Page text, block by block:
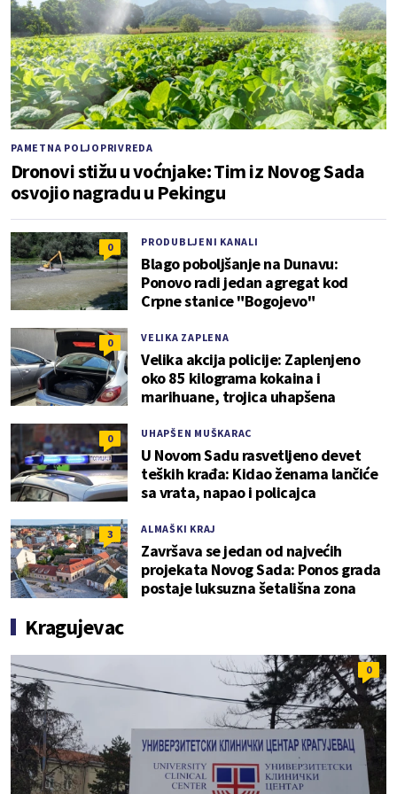
PAMETNA POLJOPRIVREDA
Dronovi stižu u voćnjake: Tim iz Novog Sada
osvojio nagradu u Pekingu
0 PRODUBLJENI KANALI
Blago poboljšanje na Dunavu:
Ponovo radi jedan agregat kod
Crpne stanice "Bogojevo"
0 VELIKA ZAPLENA
Velika akcija policije: Zaplenjeno
oko 85 kilograma kokaina i
marihuane, trojica uhapšena
0 UHAPŠEN MUŠKARAC
U Novom Sadu rasvetljeno devet
teških krađa: Kidao ženama lančiće
sa vrata, napao i policajca
3 ALMAŠKI KRAJ
Završava se jedan od najvećih
projekata Novog Sada: Ponos grada
postaje luksuzna šetališna zona
Kragujevac
0